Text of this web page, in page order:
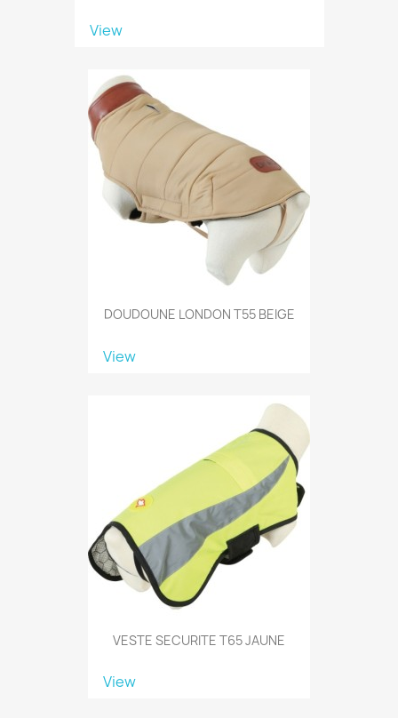
View
DOUDOUNE LONDON T55 BEIGE
View
VESTE SECURITE T65 JAUNE
View